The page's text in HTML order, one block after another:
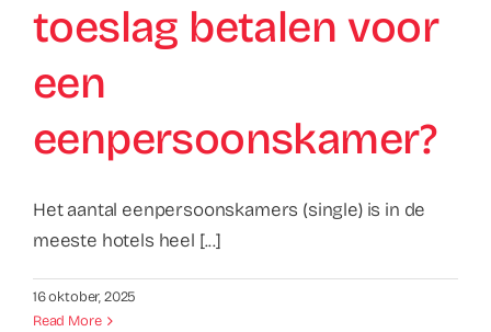
toeslag betalen voor
een
eenpersoonskamer?
Het aantal eenpersoonskamers (single) is in de
meeste hotels heel [...]
16 oktober, 2025
Read More